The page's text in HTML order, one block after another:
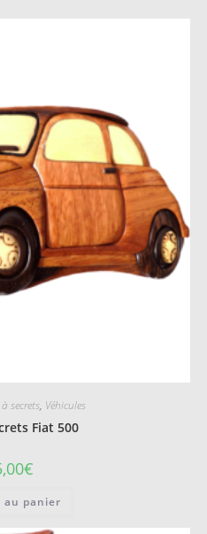
secrets, Véhicules
Fiat 500
€
au panier